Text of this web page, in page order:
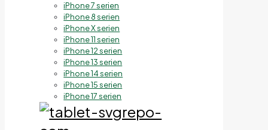
iPhone 7 serien
iPhone 8 serien
iPhone X serien
iPhone 11 serien
iPhone 12 serien
iPhone 13 serien
iPhone 14 serien
iPhone 15 serien
iPhone 17 serien